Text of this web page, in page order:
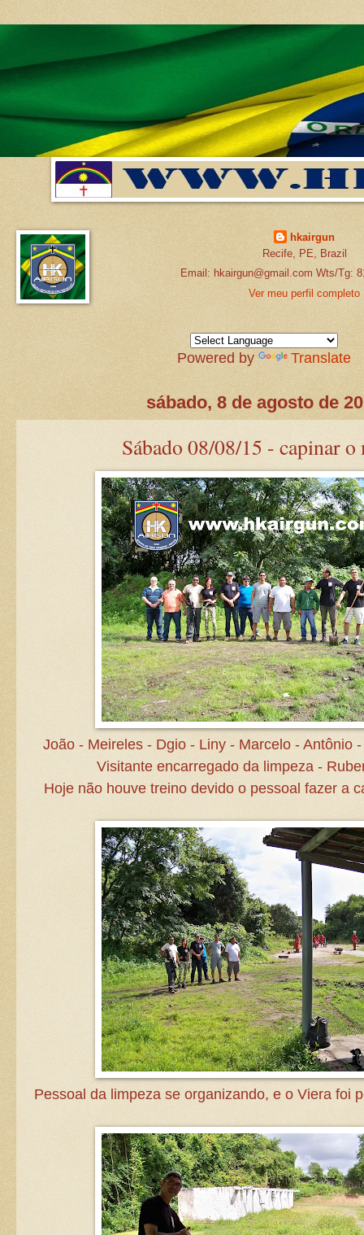
hkairgun
Recife, PE, Brazil
Email: hkairgun@gmail.com Wts/Tg:
Ver meu perfil completo
Powered by Translate
sábado, 8 de agosto de
Sábado 08/08/15 - capinar o
João - Meireles - Dgio - Liny - Marcelo - Antônio
Visitante encarregado da limpeza -
Hoje não houve treino devido o pessoal fazer a
Pessoal da limpeza se organizando, e o Viera foi